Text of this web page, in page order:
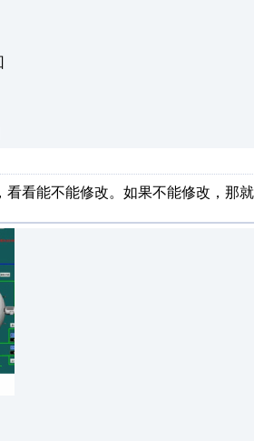
看看能不能修改。如果不能修改，那